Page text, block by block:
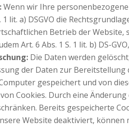
Wenn wir Ihre
1 lit. a) DSGVO die
Betrieb der Website,
Art. 6 Abs. 1 S. 1 lit. b) DS-
Die Daten werden
der Daten zur
gespeichert und von
Cookies. Durch eine
Bereits gespeicherte
Website deaktiviert,